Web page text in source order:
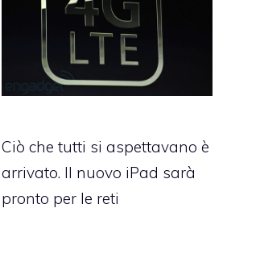
Ciò che tutti si aspettavano è
arrivato. Il nuovo iPad sarà
pronto per le reti